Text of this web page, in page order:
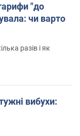
"до
чи варто
разів і як
вибухи: